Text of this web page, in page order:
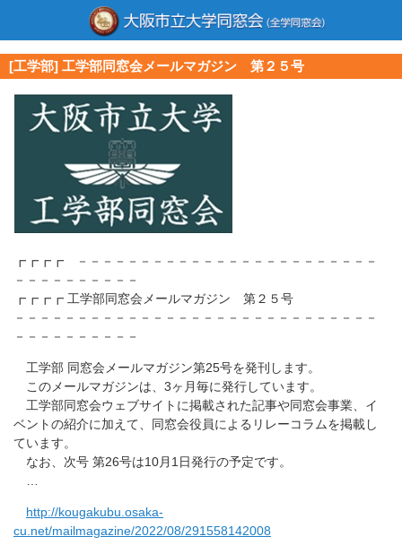
[工学部] 工学部同窓会メールマガジン 第２５号
┏┏┏┏ －－－－－－－－－－－－－－－－－－－－－－－－
－－－－－－－－－－
┏┏┏┏ 工学部同窓会メールマガジン 第２５号
－－－－－－－－－－－－－－－－－－－－－－－－－－－－－
－－－－－－－－－－
工学部 同窓会メールマガジン第25号を発刊します。
このメールマガジンは、3ヶ月毎に発行しています。
工学部同窓会ウェブサイトに掲載された記事や同窓会事業、イ
ベントの紹介に加えて、同窓会役員によるリレーコラムを掲載し
ています。
なお、次号 第26号は10月1日発行の予定です。
http://kougakubu.osaka-
cu.net/mailmagazine/2022/08/291558142008